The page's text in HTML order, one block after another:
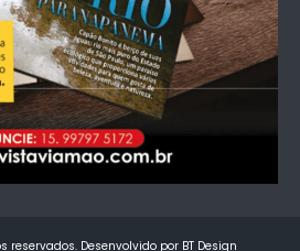
reservados. Desenvolvido por BT Design